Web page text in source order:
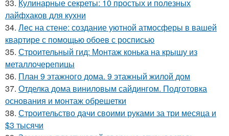
33. Кулинарные секреты: 10 простых и полезных
лайфхаков для кухни
34. Лес на стене: создание уютной атмосферы в вашей
квартире с помощью обоев с росписью
35. Строительный гид: Монтаж конька на крышу из
металлочерепицы
36. План 9 этажного дома. 9 этажный жилой дом
37. Отделка дома виниловым сайдингом. Подготовка
основания и монтаж обрешетки
38. Строительство дачи своими руками за три месяца и
$3 тысячи